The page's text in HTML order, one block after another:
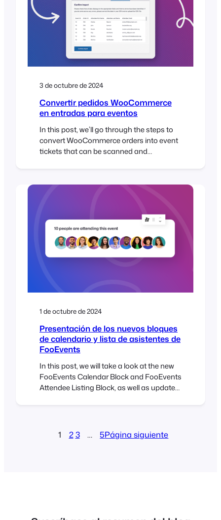
3 de octubre de 2024
Convertir pedidos WooCommerce
en entradas para eventos
In this post, we’ll go through the steps to
convert WooCommerce orders into event
tickets that can be scanned and
them as a CSV, and import them into
1 de octubre de 2024
Presentación de los nuevos bloques
de calendario y lista de asistentes de
FooEvents
In this post, we will take a look at the new
FooEvents Calendar Block and FooEvents
Attendee Listing Block, as well as updates
WordPress block called the FooEvents
Event Listing Block. It has been a massive
1 23 … 5Página siguiente